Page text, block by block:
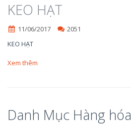
KEO HẠT
11/06/2017
2051
KEO HẠT
Xem thêm
Danh Mục Hàng hóa